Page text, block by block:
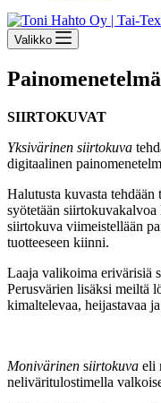
Valikko
SIIRTOKUVAT
Yksivärinen siirtokuva
digitaalinen
Halutusta kuvasta
syötetään siirtokuvakalvoa
siirtokuva viimeistellään
tuotteeseen kiinni.
Laaja valikoima erivärisiä
Perusvärien lisäksi meiltä
kimaltelevaa, heijastavaa
Monivärinen siirtokuva eli
neliväritulostimella